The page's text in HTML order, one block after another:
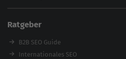
Backlink-Check
Ladezeiten-Check
Brand Protection Tool
Ratgeber
B2B SEO Guide
Internationales SEO